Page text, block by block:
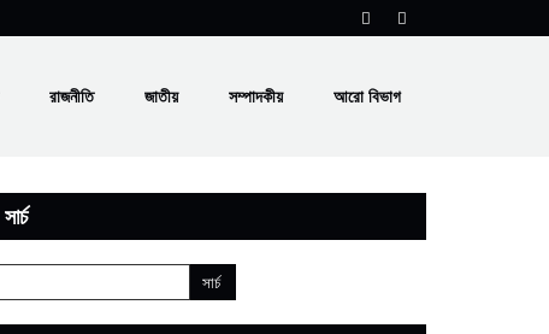
রাজনীতি জাতীয় সম্পাদকীয় আরো বিভাগ
সার্চ